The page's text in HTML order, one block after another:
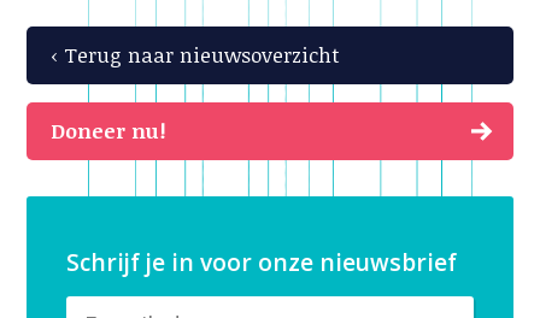
‹ Terug naar nieuwsoverzicht
Doneer nu!
Schrijf je in voor onze nieuwsbrief